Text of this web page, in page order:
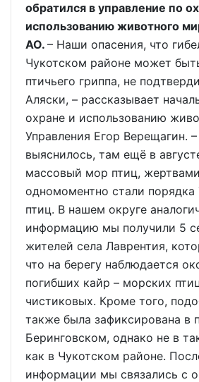
обратился в управление по
использованию животного
АО. – Наши опасения, что
Чукотском районе может
птичьего гриппа, не
Аляски, – рассказывает
охране и использованию
Управления Егор Верещагин.
выяснилось, там ещё в
массовый мор птиц,
одномоментно стали
птиц. В нашем округе
информацию мы получили 5
жителей села Лаврентия,
что на берегу наблюдается
погибших кайр – морских
чистиковых. Кроме того,
также была зафиксирована в
Беринговском, однако не в
как в Чукотском районе.
информации мы связались с